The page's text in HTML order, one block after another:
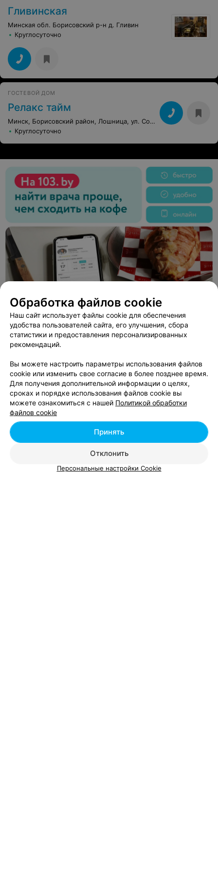
Гливинская
Минская обл. Борисовский р-н д. Гливин
Круглосуточно
ГОСТЕВОЙ ДОМ
Релакс тайм
Минск, Борисовский район, Лошница, ул. Советская, 102
Круглосуточно
ЭФФЕКТИВНАЯ РЕКЛАМА НА САЙТЕ
ГОСТЕВОЙ ДОМ
Алкопон
Минск, Борисовский р-н, д. Юзефово
Круглосуточно
УСАДЬБА
Круглосуточно
Обработка файлов cookie
Наш сайт использует файлы cookie для обеспечения
удобства пользователей сайта, его улучшения, сбора
статистики и предоставления персонализированных
рекомендаций.
Вы можете настроить параметры использования файлов
cookie или изменить свое согласие в более позднее время.
Для получения дополнительной информации о целях,
сроках и порядке использования файлов cookie вы
можете ознакомиться с нашей Политикой обработки
файлов cookie
Отклонить
Принять
Персональные настройки Cookie